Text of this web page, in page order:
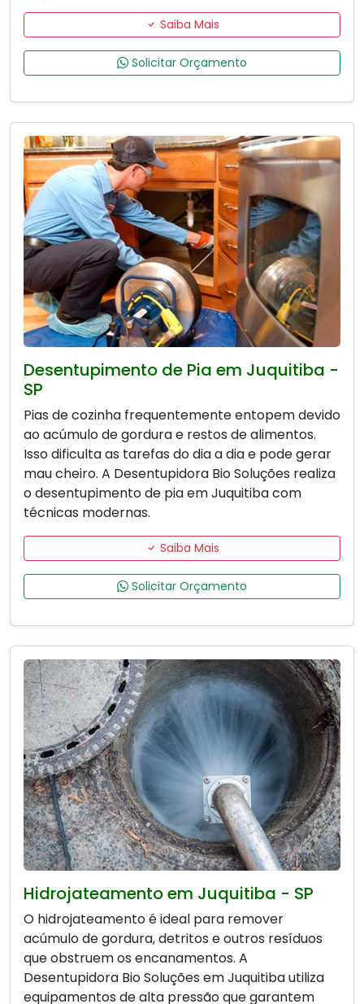
Saiba Mais
Solicitar Orçamento
Desentupimento de Pia em Juquitiba -
SP
Pias de cozinha frequentemente entopem devido
ao acúmulo de gordura e restos de alimentos.
Isso dificulta as tarefas do dia a dia e pode gerar
mau cheiro. A Desentupidora Bio Soluções realiza
o desentupimento de pia em Juquitiba com
técnicas modernas.
Saiba Mais
Solicitar Orçamento
Hidrojateamento em Juquitiba - SP
O hidrojateamento é ideal para remover
acúmulo de gordura, detritos e outros resíduos
que obstruem os encanamentos. A
Desentupidora Bio Soluções em Juquitiba utiliza
equipamentos de alta pressão que garantem